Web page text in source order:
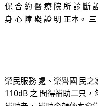
保 合 約 醫 療 院 所 診 斷
身 心 障 礙 證 明 正本。
榮民服務 處、榮譽國 民
110dB 之 間得補助二只